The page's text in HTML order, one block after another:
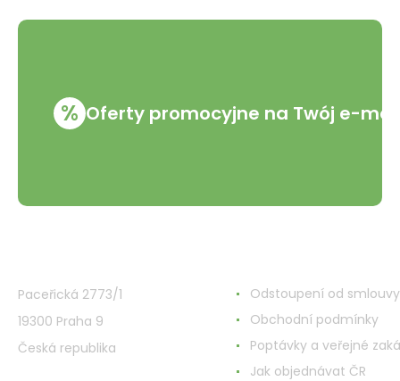
% Oferty promocyjne na Twój e-mail
Paceřická 2773/1
19300 Praha 9
Česká republika
Odstoupení od smlouvy
Obchodní podmínky
Poptávky a veřejné
Jak objednávat ČR